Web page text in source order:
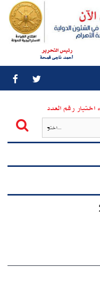
رئيس التحرير
أحمد ناجى قمحة
اختيار رقم العدد